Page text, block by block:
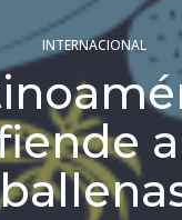
INTERNACIONAL